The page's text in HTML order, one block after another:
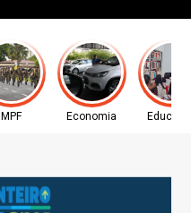
MPF Economia